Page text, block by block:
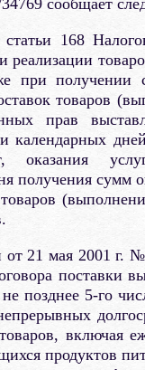
сообщает
168
при получении
товаров
прав
календарных
оказания
получения сумм
21 мая 2001 г. №
поставки
позднее 5-го
включая
продуктов